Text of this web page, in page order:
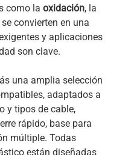
como la oxidación, la
se convierten en una
y aplicaciones
son clave.
una amplia selección
adaptados a
y tipos de cable,
rápido, base para
múltiple. Todas
están diseñadas